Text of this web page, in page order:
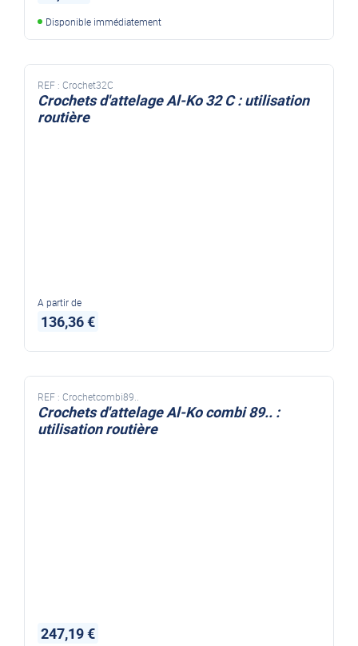
Disponible immédiatement
REF : Crochet32C
Crochets d'attelage Al-Ko 32 C : utilisation
routière
A partir de
136,36 €
REF : Crochetcombi89..
Crochets d'attelage Al-Ko combi 89.. :
utilisation routière
247,19 €